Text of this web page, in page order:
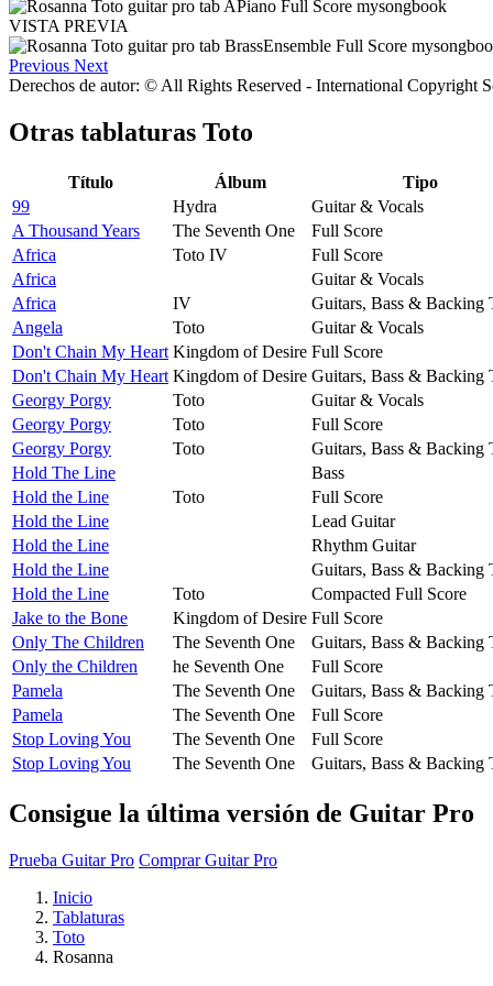
VISTA PREVIA
Previous Next
Derechos de autor: © All Rights Reserved - International Copyright
Otras tablaturas Toto
Título Álbum
Tipo
99
Hydra
Guitar & Vocals
A Thousand Years
The Seventh One
Full Score
Africa
Toto IV
Full Score
Africa
Guitar & Vocals
Africa
IV
Guitars, Bass & Backing
Angela
Toto
Guitar & Vocals
Don't Chain My Heart Kingdom of Desire Full Score
Don't Chain My Heart Kingdom of Desire Guitars, Bass & Backing
Georgy Porgy
Toto
Guitar & Vocals
Georgy Porgy
Toto
Full Score
Georgy Porgy
Toto
Guitars, Bass & Backing
Hold The Line
Bass
Hold the Line
Toto
Full Score
Hold the Line
Lead Guitar
Hold the Line
Rhythm Guitar
Hold the Line
Guitars, Bass & Backing
Hold the Line
Toto
Compacted Full Score
Jake to the Bone
Kingdom of Desire Full Score
Only The Children
The Seventh One
Guitars, Bass & Backing
Only the Children
he Seventh One
Full Score
Pamela
The Seventh One
Guitars, Bass & Backing
Pamela
The Seventh One
Full Score
Stop Loving You
The Seventh One
Full Score
Stop Loving You
The Seventh One Guitars, Bass & Backing
Consigue la última versión de Guitar Pro
Prueba Guitar Pro Comprar Guitar Pro
Inicio
Tablaturas
Toto
Rosanna